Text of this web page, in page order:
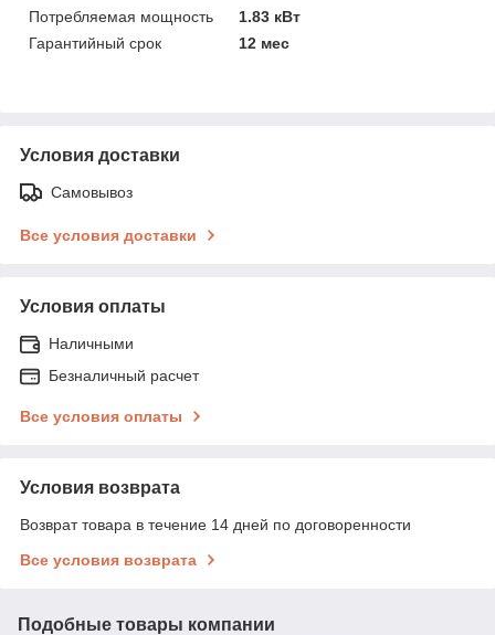
Потребляемая мощность
1.83 кВт
Гарантийный срок
12 мес
Условия доставки
Самовывоз
Все условия доставки
Условия оплаты
Наличными
Безналичный расчет
Все условия оплаты
Условия возврата
Возврат товара в течение 14 дней по договоренности
Все условия возврата
Подобные товары компании